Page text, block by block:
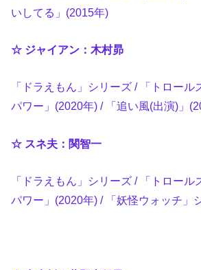
いしてる」(2015年)
☆ ジャイアン：木村昴
「ドラえもん」シリーズ / 「トロー
パワー」(2020年) / 「追い風(出演)」
☆ スネ夫：関智一
「ドラえもん」シリーズ / 「トロー
パワー」(2020年) / 「妖怪ウォッチ」